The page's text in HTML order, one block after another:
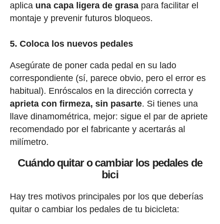
aplicauna capa ligera de grasapara facilitar el
montaje y prevenir futuros bloqueos.
5. Coloca los nuevos pedales
Asegúrate de poner cada pedal en su lado
correspondiente (sí, parece obvio, pero el error es
habitual). Enróscalos en la dirección correcta y
aprieta con firmeza, sin pasarte. Si tienes una
llave dinamométrica, mejor: sigue el par de apriete
recomendado por el fabricante y acertarás al
milímetro.
Cuándo quitar o cambiar los pedales de
bici
Hay tres motivos principales por los que deberías
quitar o cambiar los pedales de tu bicicleta: